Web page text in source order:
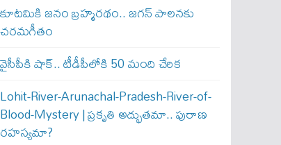
కూటమికి జనం బ్రహ్మరథం.. జగన్‌ పాలనకు
చరమగీతం
వైసీపీకి షాక్‌.. టీడీపీలోకి 50 మంది చేరిక
Lohit-River-Arunachal-Pradesh-River-of-
Blood-Mystery | ప్రకృతి అద్భుతమా.. పురాణ
రహస్యమా?